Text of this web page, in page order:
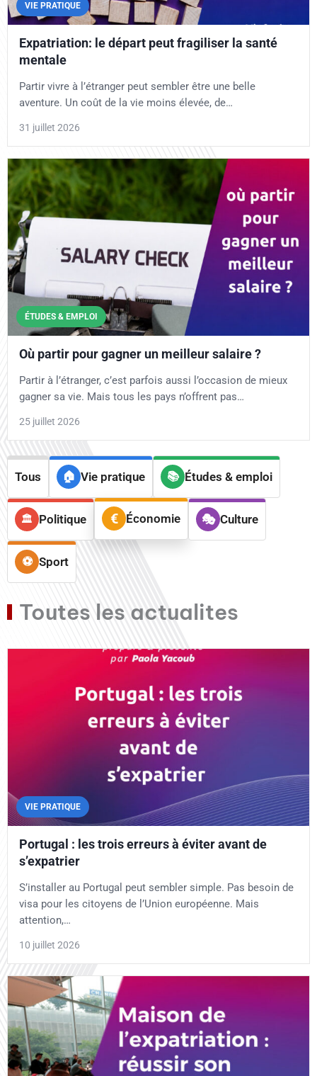
VIE PRATIQUE
Expatriation: le départ peut fragiliser la santé
mentale
Partir vivre à l’étranger peut sembler être une belle
aventure. Un coût de la vie moins élevée, de…
31 juillet 2026
ÉTUDES & EMPLOI
Où partir pour gagner un meilleur salaire ?
Partir à l’étranger, c’est parfois aussi l’occasion de mieux
gagner sa vie. Mais tous les pays n’offrent pas…
25 juillet 2026
Tous Vie pratique Études & emploi
Politique Économie Culture
Sport
Toutes les actualites
VIE PRATIQUE
Portugal : les trois erreurs à éviter avant de
s’expatrier
S’installer au Portugal peut sembler simple. Pas besoin de
visa pour les citoyens de l’Union européenne. Mais
attention,…
10 juillet 2026